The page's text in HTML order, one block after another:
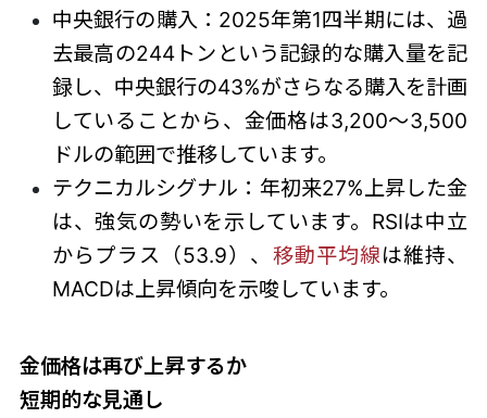
中央銀行の購入：2025年第1四半期には、過
去最高の244トンという記録的な購入量を記
録し、中央銀行の43%がさらなる購入を計画
していることから、金価格は3,200～3,500
ドルの範囲で推移しています。
テクニカルシグナル：年初来27%上昇した金
は、強気の勢いを示しています。RSIは中立
からプラス（53.9）、 移動平均線は維持、
MACDは上昇傾向を示唆しています。
金価格は再び上昇するか
短期的な見通し